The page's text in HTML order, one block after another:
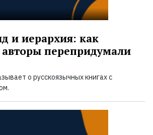
и иерархия: как
перепридумали
о русскоязычных книгах с